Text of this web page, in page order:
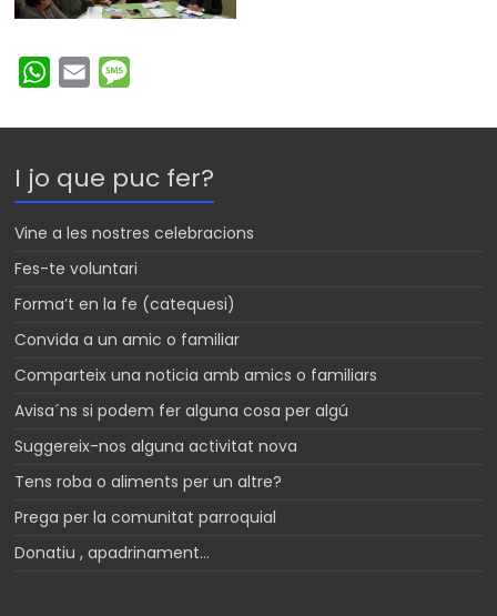
W
a
s
A
p
a
l
s
a
g
e
I jo que puc fer?
Vine a les nostres celebracions
Fes-te voluntari
Forma’t en la fe (catequesi)
Convida a un amic o familiar
Comparteix una noticia amb amics o familiars
Avisa´ns si podem fer alguna cosa per algú
Suggereix-nos alguna activitat nova
Tens roba o aliments per un altre?
Prega per la comunitat parroquial
Donatiu , apadrinament…